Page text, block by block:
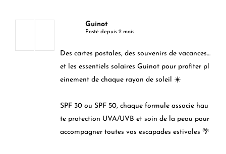
Guinot
Posté depuis 2 mois
Des cartes postales, des souvenirs de vacances…
et les essentiels solaires Guinot pour profiter pl
einement de chaque rayon de soleil ☀️
SPF 30 ou SPF 50, chaque formule associe hau
te protection UVA/UVB et soin de la peau pour
accompagner toutes vos escapades estivales 🌴